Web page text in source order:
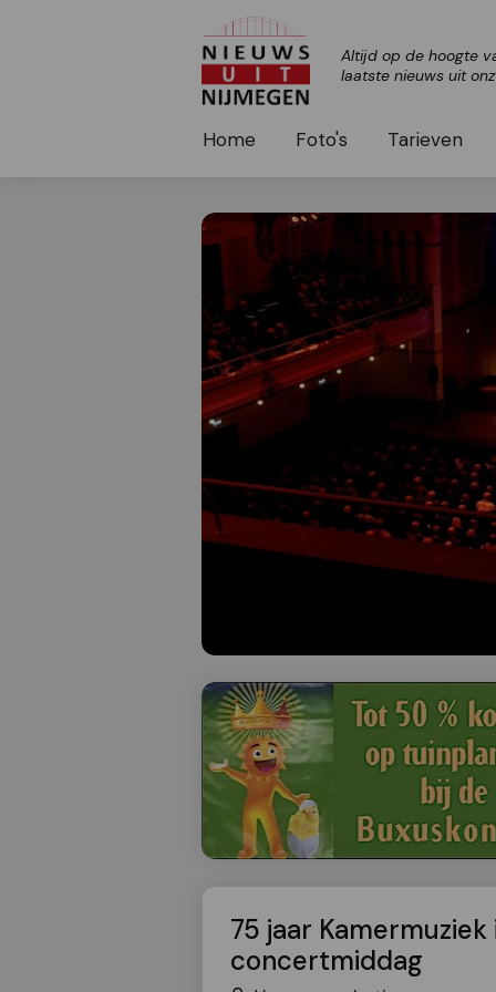
Altijd op de hoogte
laatste nieuws uit
Home Foto's Tarieven
75 jaar
concertmiddag